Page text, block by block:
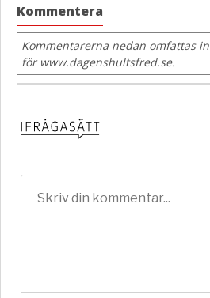
Kommentera
Kommentarerna nedan omfattas
för www.dagenshultsfred.se.